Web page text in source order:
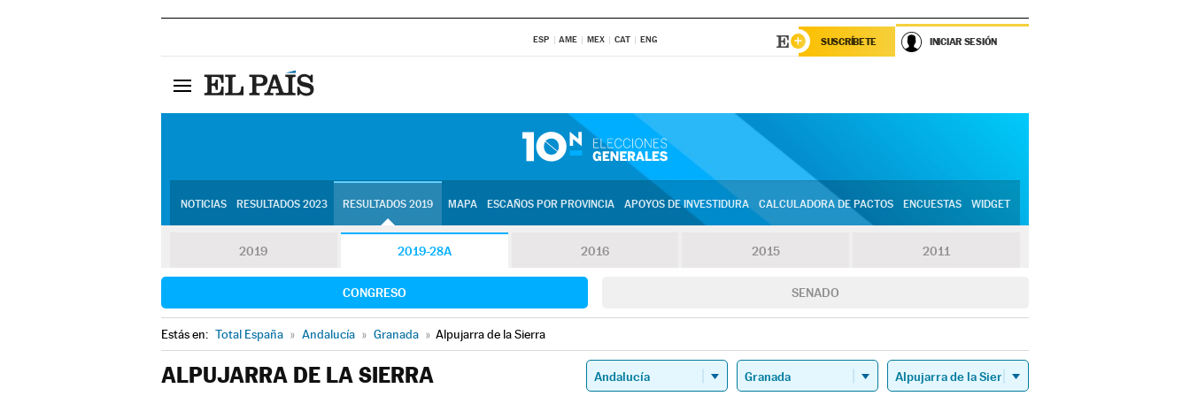
ESP AME MEX CAT ENG SUSCRÍBETE INICIAR SESIÓN
NOTICIAS RESULTADOS 2023 RESULTADOS 2019 MAPA ESCAÑOS POR PROVINCIA APOYOS DE INVESTIDURA CALCULADORA DE PACTOS ENCUESTAS WIDGET
2019 2019-28A 2016 2015 2011
CONGRESO SENADO
Estás en: Total España » Andalucía » Granada » Alpujarra de la Sierra
ALPUJARRA DE LA SIERRA